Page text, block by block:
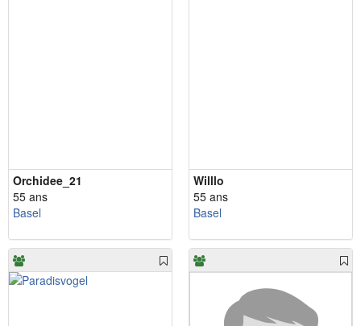
Orchidee_21
55 ans
Basel
Willlo
55 ans
Basel